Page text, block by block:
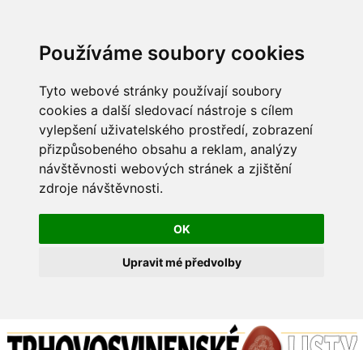
Používáme soubory cookies
Tyto webové stránky používají soubory
cookies a další sledovací nástroje s cílem
vylepšení uživatelského prostředí, zobrazení
přizpůsobeného obsahu a reklam, analýzy
návštěvnosti webových stránek a zjištění
zdroje návštěvnosti.
OK
Upravit mé předvolby